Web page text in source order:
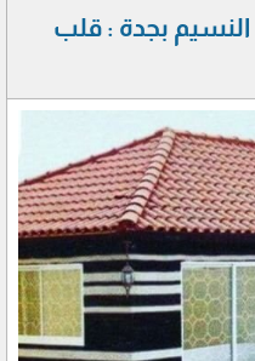
بجدة : قلب